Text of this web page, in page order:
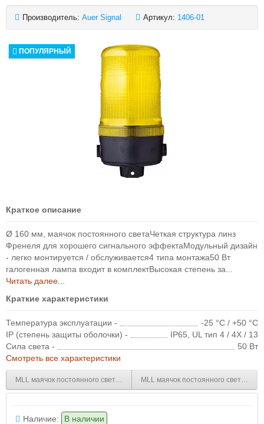
Производитель: Auer Signal Артикул: 1406-01
ПОПУЛЯРНЫЙ
Краткое описание
Ø 160 мм, маячок постоянного светаЧеткая структура линз
Френеля для хорошего сигнального эффектаМодульный дизайн
- легко монтируется / обслуживается4 типа монтажа50 Вт
галогенная лампа входит в комплектВысокая степень за...
Читать далее...
Краткие характеристики
Температура эксплуатации -
-25 °C / +50 °C
IP (степень защиты оболочки) -
IP65, UL тип 4 / 4X / 13
Сила света -
50 Вт
Смотреть все характеристики
MLL маячок постоянного света Желтый Трубка NPT 1/2, 24 V AC/DC
MLL маячок постоянного света
Наличие: В наличии